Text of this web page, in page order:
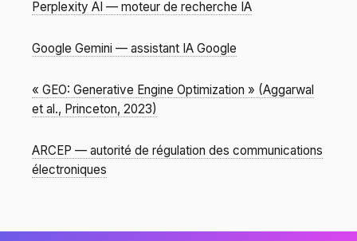
Perplexity AI — moteur de recherche IA
Google Gemini — assistant IA Google
« GEO: Generative Engine Optimization » (Aggarwal
et al., Princeton, 2023)
ARCEP — autorité de régulation des communications
électroniques